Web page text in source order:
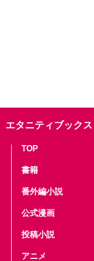
エタニティブックス
TOP
書籍
番外編小説
公式漫画
投稿小説
アニメ